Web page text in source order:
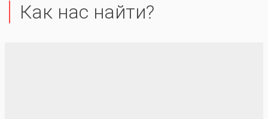
Как нас найти?